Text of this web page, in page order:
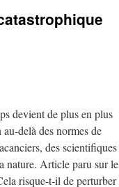
devient de plus en plus
delà des normes de
des scientifiques
nature. Article paru sur le
risque-t-il de perturber